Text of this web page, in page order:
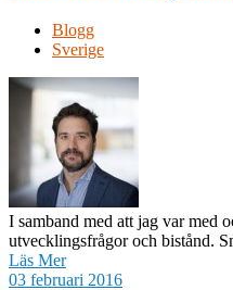
Blogg
Sverige
I samband med att jag var med
utvecklingsfrågor och bistånd.
Läs Mer
03 februari 2016